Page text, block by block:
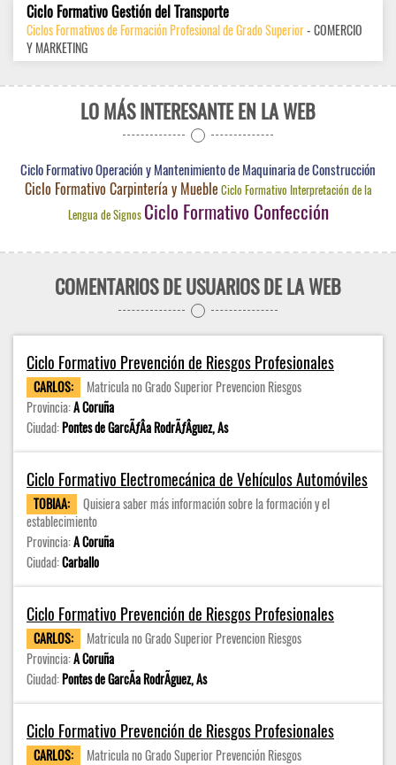
Ciclo Formativo Gestión del Transporte
Ciclos Formativos de Formación Profesional de Grado Superior- COMERCIO
Y MARKETING
LO MÁS INTERESANTE EN LA WEB
Ciclo Formativo Operación y Mantenimiento de Maquinaria de Construcción
Ciclo Formativo Carpintería y Mueble Ciclo Formativo Interpretación de la
Lengua de Signos Ciclo Formativo Confección
COMENTARIOS DE USUARIOS DE LA WEB
Ciclo Formativo Prevención de Riesgos Profesionales
CARLOS:
Matricula no Grado Superior Prevencion Riesgos
Provincia:A Coruña
Ciudad:Pontes de GarcÃƒÂ­a RodrÃƒÂ­guez, As
Ciclo Formativo Electromecánica de Vehículos Automóviles
TOBIAA:
Quisiera saber más información sobre la formación y el
establecimiento
Provincia:A Coruña
Ciudad:Carballo
Ciclo Formativo Prevención de Riesgos Profesionales
CARLOS:
Matricula no Grado Superior Prevencion Riesgos
Provincia:A Coruña
Ciudad:Pontes de GarcÃ­a RodrÃ­guez, As
Ciclo Formativo Prevención de Riesgos Profesionales
CARLOS: Matricula no Grado Superior Prevención Riesgos